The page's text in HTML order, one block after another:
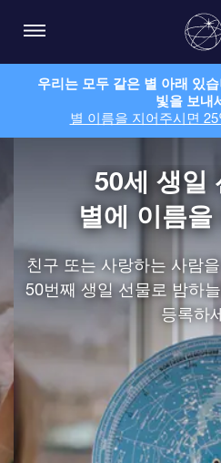
우리는 모두 같은 별 아래 있
빛을 보내
별 이름을 지어주시면
50세 생일
별에 이름
친구 또는 사랑하는 사람
50번째 생일 선물로 밤하
등록하